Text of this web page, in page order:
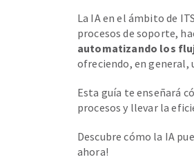
La IA en el ámbito de
procesos de soporte,
automatizando los
ofreciendo, en general,
Esta guía te enseñará
procesos y llevar la
Descubre cómo la IA
ahora!